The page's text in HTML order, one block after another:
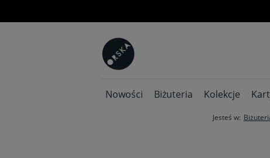
Nowości Biżuteria Kolekcje
Jesteś w: